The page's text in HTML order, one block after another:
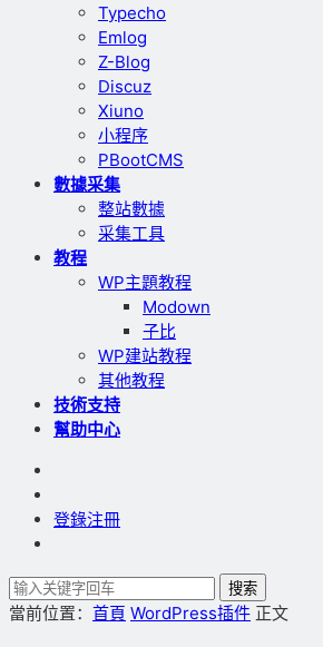
Typecho
Emlog
Z-Blog
Discuz
Xiuno
小程序
PBootCMS
數據采集
整站數據
采集工具
教程
WP主題教程
Modown
子比
WP建站教程
其他教程
技術支持
幫助中心
登錄注冊
搜索
當前位置： 首頁 WordPress插件 正文